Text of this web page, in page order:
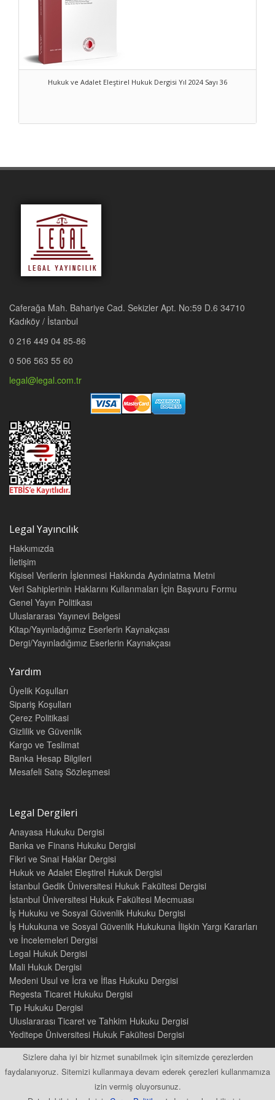
Sizlere daha iyi bir hizmet sunabilmek için sitemizde çerezlerden
faydalanıyoruz. Sitemizi kullanmaya devam ederek çerezleri kullanmamıza
izin vermiş oluyorsunuz.
Hukuk ve Adalet Eleştirel Hukuk Dergisi Yıl 2024 Sayı 36
Caferağa Mah. Bahariye Cad. Sekizler Apt. No:59 D.6 34710
Kadıköy / İstanbul
0 216 449 04 85-86
0 506 563 55 60
legal@legal.com.tr
Legal Yayıncılık
Hakkımızda
İletişim
Kişisel Verilerin İşlenmesi Hakkında Aydınlatma Metni
Veri Sahiplerinin Haklarını Kullanmaları İçin Başvuru Formu
Genel Yayın Politikası
Uluslararası Yayınevi Belgesi
Kitap/Yayınladığımız Eserlerin Kaynakçası
Dergi/Yayınladığımız Eserlerin Kaynakçası
Yardım
Üyelik Koşulları
Sipariş Koşulları
Çerez Politikasi
Gizlilik ve Güvenlik
Kargo ve Teslimat
Banka Hesap Bilgileri
Mesafeli Satış Sözleşmesi
Legal Dergileri
Anayasa Hukuku Dergisi
Banka ve Finans Hukuku Dergisi
Fikri ve Sınai Haklar Dergisi
Hukuk ve Adalet Eleştirel Hukuk Dergisi
İstanbul Gedik Üniversitesi Hukuk Fakültesi Dergisi
İstanbul Üniversitesi Hukuk Fakültesi Mecmuası
İş Hukuku ve Sosyal Güvenlik Hukuku Dergisi
İş Hukukuna ve Sosyal Güvenlik Hukukuna İlişkin Yargı Kararları
ve İncelemeleri Dergisi
Legal Hukuk Dergisi
Mali Hukuk Dergisi
Medeni Usul ve İcra ve İflas Hukuku Dergisi
Regesta Ticaret Hukuku Dergisi
Tıp Hukuku Dergisi
Uluslararası Ticaret ve Tahkim Hukuku Dergisi
Yeditepe Üniversitesi Hukuk Fakültesi Dergisi
2015 © Tüm Hakları Saklıdır